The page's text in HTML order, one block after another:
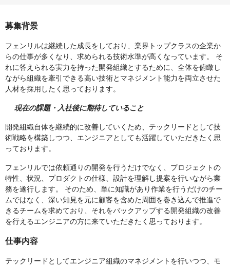
募集背景
フェンリルは継続した成長をしており、業界トップクラスの企業か
らの仕事が多くなり、求められる技術水準が高くなっています。 そ
れに答えられる実力を持った開発組織とするために、全体を俯瞰し
ながら組織を牽引できる高い技術とマネジメント能力を両立させた
人材を採用したく思っております。
現在の課題・入社後に期待していること
開発組織自体を継続的に改善していくため、テックリードとして技
術戦略を構築しつつ、エンジニアとしても活躍していただきたく思
っております。
フェンリルでは依頼通りの開発を行うだけでなく、プロジェクトの
特性、状況、プロダクトの仕様、設計を理解し提案を行いながら業
務を遂行します。 そのため、単に知識があり作業を行うだけのチー
ムではなく、深い知見を元に顧客を含めた周囲を巻き込んで推進で
きるチームを求めており、それをバックアップする開発組織の改善
を行えるエンジニアの方に来ていただきたく思っております。
仕事内容
テックリードとしてエンジニア組織のマネジメントを行いつつ、モ